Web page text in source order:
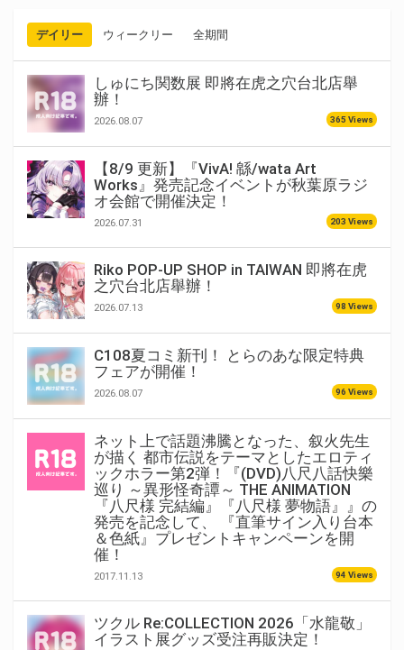
デイリー ウィークリー 全期間
しゅにち関数展 即將在虎之穴台北店舉
辦！
2026.08.07 365 Views
【8/9 更新】『VivA! 緜/wata Art
Works』発売記念イベントが秋葉原ラジ
オ会館で開催決定！
2026.07.31 203 Views
Riko POP-UP SHOP in TAIWAN 即將在虎
之穴台北店舉辦！
2026.07.13 98 Views
C108夏コミ新刊！ とらのあな限定特典
フェアが開催！
2026.08.07 96 Views
ネット上で話題沸騰となった、叙火先生
が描く 都市伝説をテーマとしたエロティ
ックホラー第2弾！『(DVD)八尺八話快樂
巡り ～異形怪奇譚～ THE ANIMATION
『八尺様 完結編』『八尺様 夢物語』』の
発売を記念して、 『直筆サイン入り台本
＆色紙』プレゼントキャンペーンを開
催！
2017.11.13 94 Views
ツクル Re:COLLECTION 2026「水龍敬」
イラスト展グッズ受注再販決定！